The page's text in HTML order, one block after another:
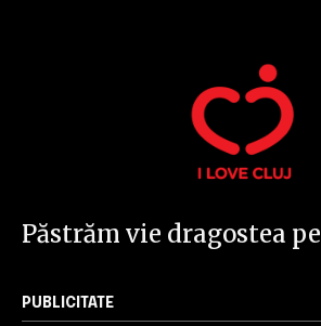
Păstrăm vie dragostea
PUBLICITATE